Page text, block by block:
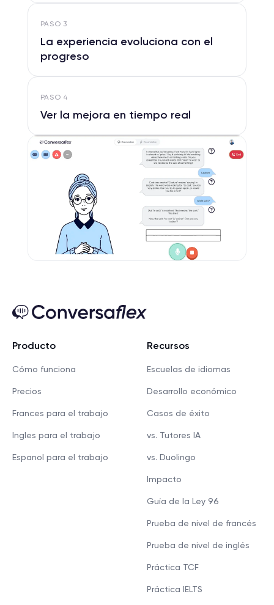
PASO 3
La experiencia evoluciona con el
progreso
PASO 4
Ver la mejora en tiempo real
Producto
Cómo funciona
Precios
Frances para el trabajo
Ingles para el trabajo
Espanol para el trabajo
Recursos
Escuelas de idiomas
Desarrollo económico
Casos de éxito
vs. Tutores IA
vs. Duolingo
Impacto
Guía de la Ley 96
Prueba de nivel de francés
Prueba de nivel de inglés
Práctica TCF
Práctica IELTS